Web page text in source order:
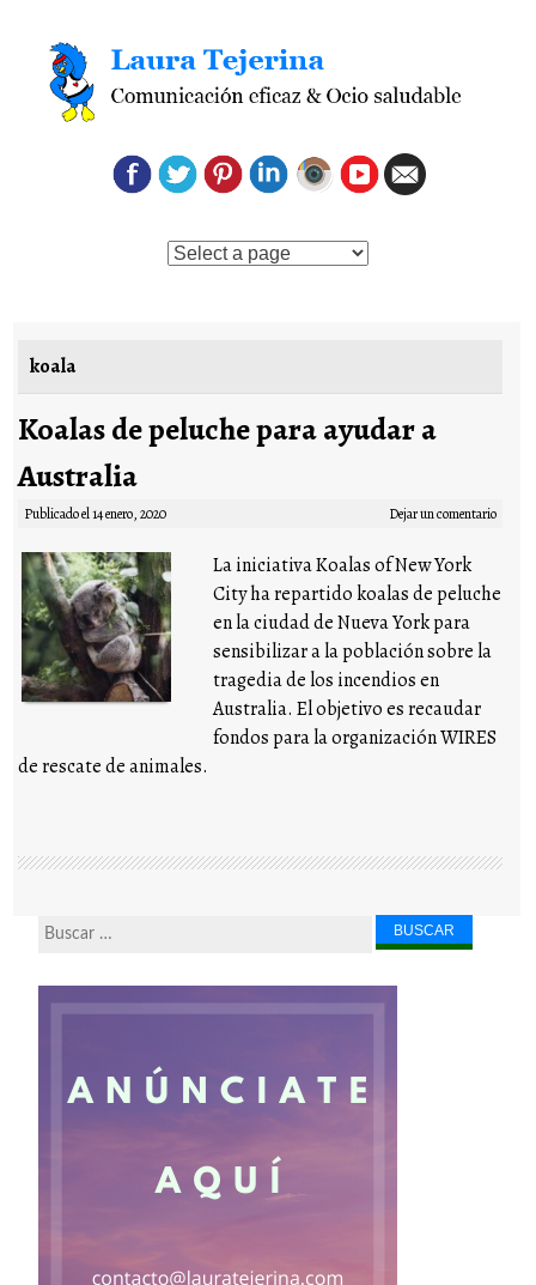
Saltar al contenido
koala
Koalas de peluche para ayudar a
Australia
Publicado el14 enero, 2020 Dejar un comentario
La iniciativa Koalas of New York
City ha repartido koalas de peluche
en la ciudad de Nueva York para
sensibilizar a la población sobre la
tragedia de los incendios en
Australia. El objetivo es recaudar
fondos para la organización WIRES
de rescate de animales.
Buscar...